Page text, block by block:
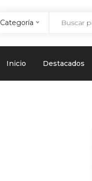
Categoría
Inicio Destacados